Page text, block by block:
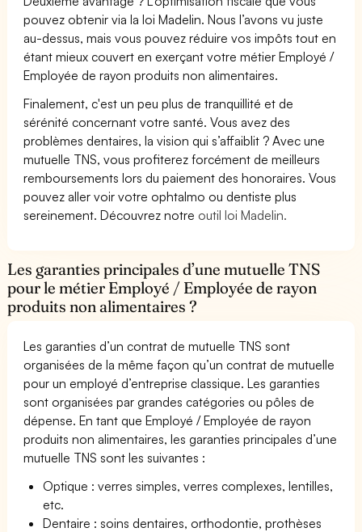
pouvez obtenir via la loi Madelin. Nous l’avons vu juste
au-dessus, mais vous pouvez réduire vos impôts tout en
étant mieux couvert en exerçant votre métier Employé /
Employée de rayon produits non alimentaires.
Finalement, c'est un peu plus de tranquillité et de
sérénité concernant votre santé. Vous avez des
problèmes dentaires, la vision qui s’affaiblit ? Avec une
mutuelle TNS, vous profiterez forcément de meilleurs
remboursements lors du paiement des honoraires. Vous
pouvez aller voir votre ophtalmo ou dentiste plus
sereinement. Découvrez notre outil loi Madelin.
Les garanties principales d’une mutuelle TNS
pour le métier Employé / Employée de rayon
produits non alimentaires ?
Les garanties d’un contrat de mutuelle TNS sont
organisées de la même façon qu’un contrat de mutuelle
pour un employé d’entreprise classique. Les garanties
sont organisées par grandes catégories ou pôles de
dépense. En tant que Employé / Employée de rayon
produits non alimentaires, les garanties principales d’une
mutuelle TNS sont les suivantes :
Optique : verres simples, verres complexes, lentilles,
etc.
Dentaire : soins dentaires, orthodontie, prothèses